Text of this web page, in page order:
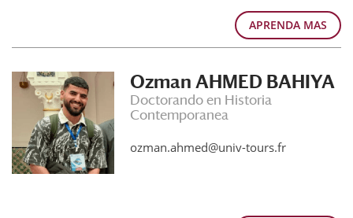
APRENDA MAS
Ozman AHMED BAHIYA
Doctorando en Historia
Contemporanea
ozman.ahmed@univ-tours.fr